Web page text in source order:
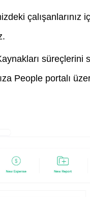
çalışanlarınız
süreçlerini
People portalı